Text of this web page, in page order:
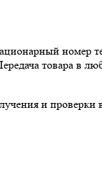
товара в
и проверки